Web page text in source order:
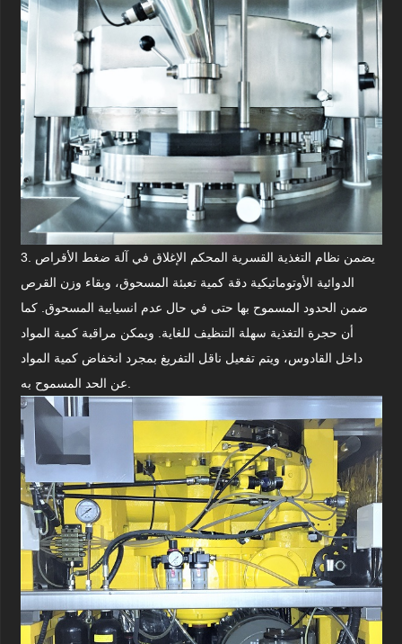
3. يضمن نظام التغذية القسرية المحكم الإغلاق في آلة ضغط الأقراص
الدوائية الأوتوماتيكية دقة كمية تعبئة المسحوق، وبقاء وزن القرص
ضمن الحدود المسموح بها حتى في حال عدم انسيابية المسحوق. كما
أن حجرة التغذية سهلة التنظيف للغاية. ويمكن مراقبة كمية المواد
داخل القادوس، ويتم تفعيل ناقل التفريغ بمجرد انخفاض كمية المواد
عن الحد المسموح به.